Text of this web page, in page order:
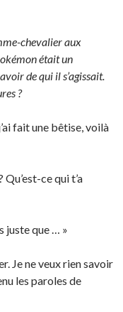
chevalier aux
était un
de qui il s’agissait.
?
fait une bêtise, voilà
ce qui t’a
juste que … »
Je ne veux rien savoir
les paroles de